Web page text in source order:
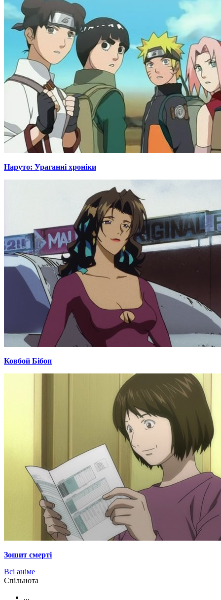
Наруто: Ураганні хроніки
Ковбой Бібоп
Зошит смерті
Всі аніме
Cпільнота
...